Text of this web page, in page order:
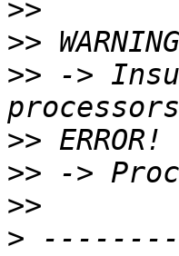
>>
>>
>> ->
>>
>>
>>
>